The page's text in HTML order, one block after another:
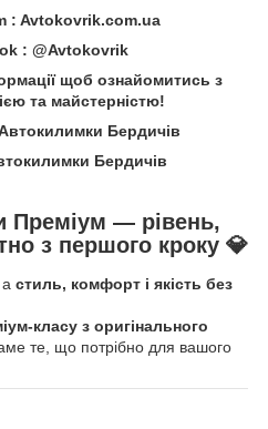
: Avtokovrik.com.ua
: @Avtokovrik
щоб ознайомитись з
та майстерністю!
Бердичів
Бердичів
Преміум — рівень,
з першого кроку 💎
стиль, комфорт і якість без
класу з оригінального
те, що потрібно для вашого